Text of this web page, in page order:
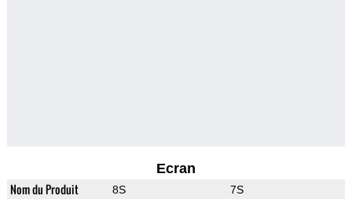
Ecran
Nom du Produit 8S 7S